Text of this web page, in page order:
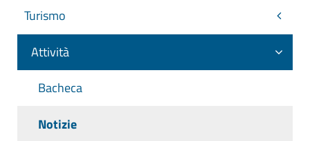
Turismo
Attività
Bacheca
Notizie